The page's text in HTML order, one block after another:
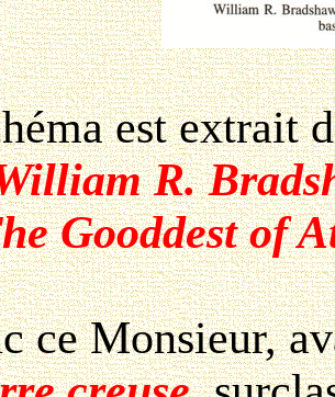
est extrait
R.
Gooddest of
Monsieur,